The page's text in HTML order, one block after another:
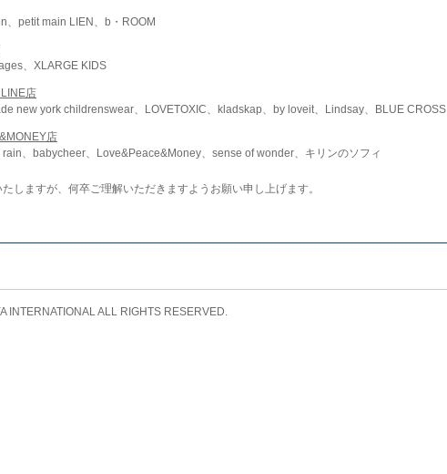
、petit main LIEN、b・ROOM
、XLARGE KIDS
店
new york childrenswear、LOVETOXIC、kladskap、by loveit、Lindsay、BLUE CROSS
店
、babycheer、Love&Peace&Money、sense of wonder、キリンのソフィ
しますが、何卒ご理解いただきますようお願い申し上げます。